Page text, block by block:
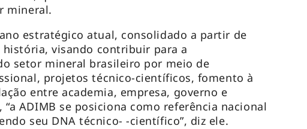
mineral.
estratégico atual, consolidado a partir de
história, visando contribuir para a
setor mineral brasileiro por meio de
projetos técnico-científicos, fomento à
entre academia, empresa, governo e
“a ADIMB se posiciona como referência nacional
seu DNA técnico- -científico”, diz ele.